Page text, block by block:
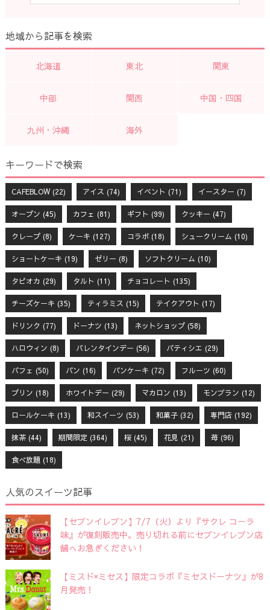
地域から記事を検索
北海道 東北 関東
中部 関西 中国・四国
九州・沖縄 海外
キーワードで検索
CAFEBLOW(22) アイス (74) イベント (71) イースター (7)
オープン (45) カフェ (81) ギフト (99) クッキー (47)
クレープ(8) ケーキ (127) コラボ(18) シュークリーム (10)
ショートケーキ (19) ゼリー (8) ソフトクリーム (10)
タピオカ (29) タルト (11) チョコレート (135)
チーズケーキ (35) ティラミス (15) テイクアウト (17)
ドリンク (77) ドーナツ (13) ネットショップ(58)
ハロウィン (8) バレンタインデー (56) パティシエ (29)
パフェ (50) パン (16) パンケーキ (72) フルーツ (60)
プリン (18) ホワイトデー (29) マカロン (13) モンブラン (12)
ロールケーキ (13) 和スイーツ (53) 和菓子(32) 専門店(192)
抹茶(44) 期間限定 (364) 桜(45) 花見 (21) 苺(96)
食べ放題(18)
人気のスイーツ記事
【セブンイレブン】7/7（火）より『サクレ コーラ
味』が復刻販売中。売り切れる前にセブンイレブン店
舗へお急ぎください！
【ミスド×ミセス】限定コラボ『ミセスドーナツ』が8
月発売！